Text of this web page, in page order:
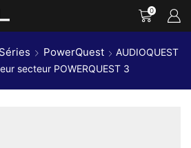
0
Séries PowerQuest
AUDIOQUEST
secteur POWERQUEST 3